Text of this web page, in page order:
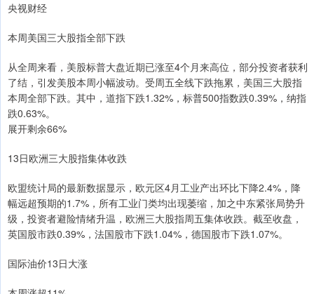
央视财经
本周美国三大股指全部下跌
从全周来看，美股标普大盘近期已涨至4个月来高位，部分投资者获利
了结，引发美股本周小幅波动。受周五全线下跌拖累，美国三大股指
本周全部下跌。其中，道指下跌1.32%，标普500指数跌0.39%，纳指
跌0.63%。
展开剩余66%
13日欧洲三大股指集体收跌
欧盟统计局的最新数据显示，欧元区4月工业产出环比下降2.4%，降
幅远超预期的1.7%，所有工业门类均出现萎缩，加之中东紧张局势升
级，投资者避险情绪升温，欧洲三大股指周五集体收跌。截至收盘，
英国股市跌0.39%，法国股市下跌1.04%，德国股市下跌1.07%。
国际油价13日大涨